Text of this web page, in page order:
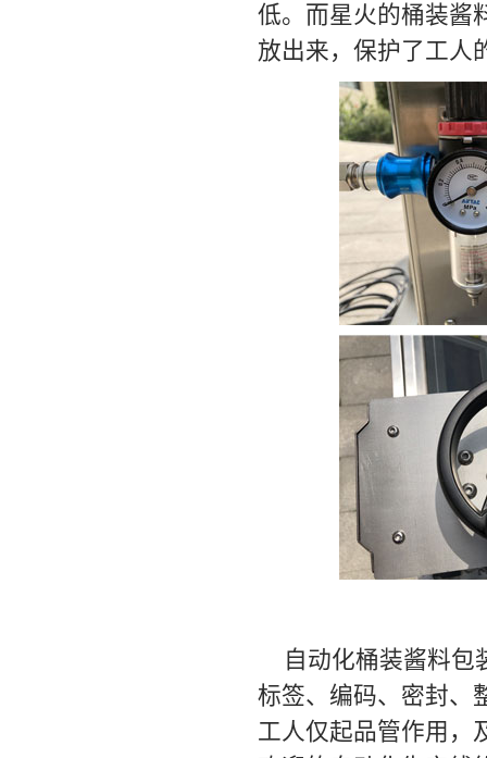
低。而星火的桶装酱
放出来，保护了工人
自动化桶装酱料包
标签、编码、密封、
工人仅起品管作用，